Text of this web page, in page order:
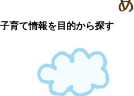
子育て情報を目的から探す